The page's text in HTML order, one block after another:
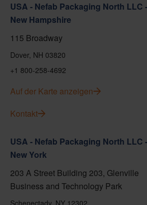
USA - Nefab Packaging North LLC -
New Hampshire
115 Broadway
Dover, NH 03820
+1 800-258-4692
Auf der Karte anzeigen
Kontakt
USA - Nefab Packaging North LLC -
New York
203 A Street Building 203, Glenville
Business and Technology Park
Schenectady, NY 12302